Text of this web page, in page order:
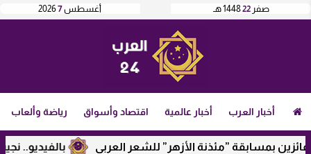
أغسطس7
2026 صفر 221448 هـ
أخبار العرب أخبار عالمية اقتصاد وأسواق رياضة وألعاب
بالفيديو.. نجيب بمسابقة ”مئذنة الأزهر” للشعر العربي